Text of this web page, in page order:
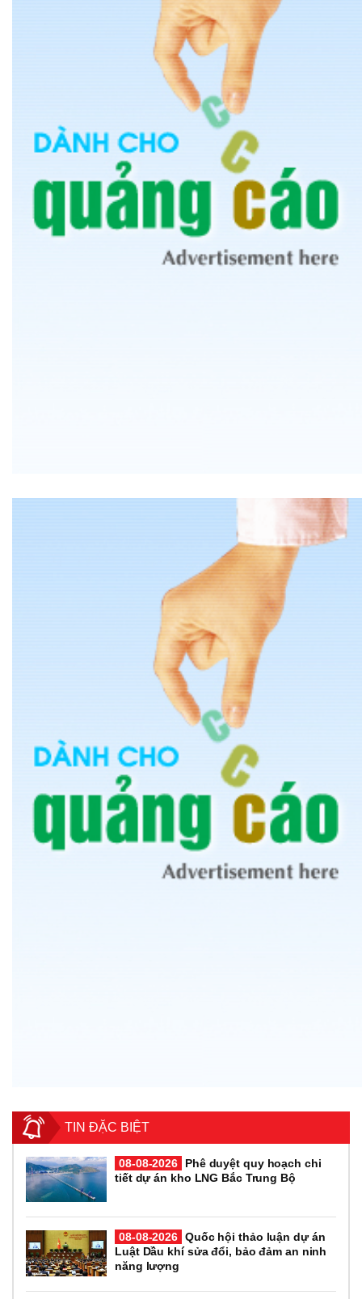
TIN ĐẶC BIỆT
08-08-2026
Phê duyệt quy hoạch chi
tiết dự án kho LNG Bắc Trung Bộ
08-08-2026 Quốc hội thảo luận dự án
Luật Dầu khí sửa đổi, bảo đảm an ninh
năng lượng